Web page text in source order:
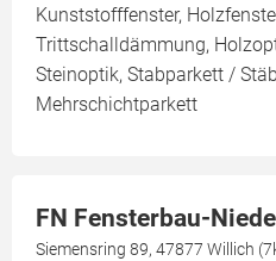
Kunststofffenster,
Trittschalldämmung,
Steinoptik, Stabparkett /
Mehrschichtparkett
FN Fensterbau-
Siemensring 89, 47877 Willich